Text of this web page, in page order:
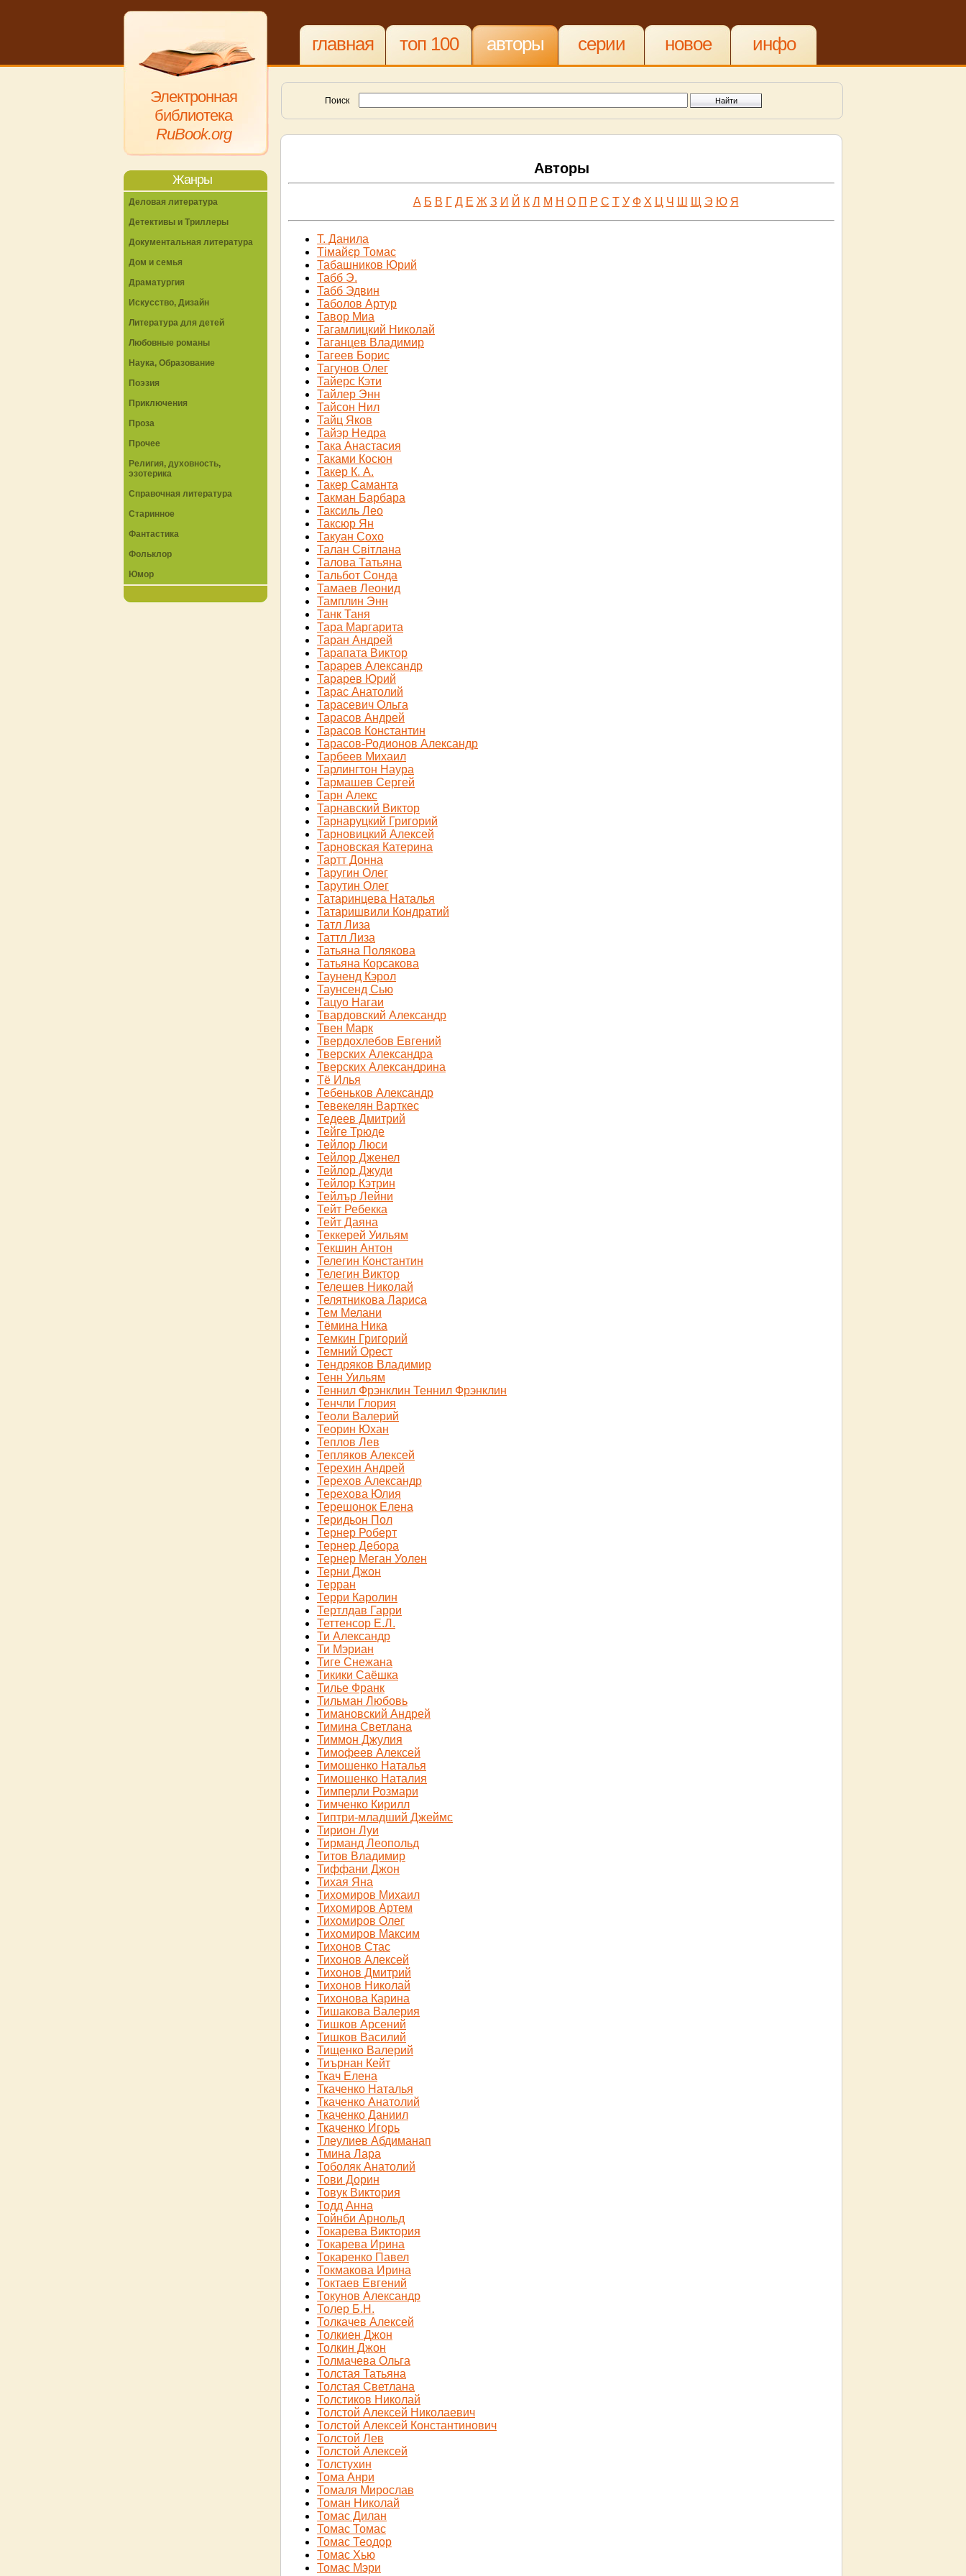
Электронная
библиотека
RuBook.org
главная топ 100 авторы серии новое инфо
Поиск
Авторы
А Б В Г Д Е Ж З И Й К Л М Н О П Р С Т У Ф Х Ц Ч Ш Щ Э Ю Я
Т. Данила
Тімайєр Томас
Табашников Юрий
Табб Э.
Табб Эдвин
Таболов Артур
Тавор Миа
Тагамлицкий Николай
Таганцев Владимир
Тагеев Борис
Тагунов Олег
Тайерс Кэти
Тайлер Энн
Тайсон Нил
Тайц Яков
Тайэр Недра
Така Анастасия
Таками Косюн
Такер К. А.
Такер Саманта
Такман Барбара
Таксиль Лео
Таксюр Ян
Такуан Сохо
Талан Світлана
Талова Татьяна
Тальбот Сонда
Тамаев Леонид
Тамплин Энн
Танк Таня
Тара Маргарита
Таран Андрей
Тарапата Виктор
Тарарев Александр
Тарарев Юрий
Тарас Анатолий
Тарасевич Ольга
Тарасов Андрей
Тарасов Константин
Тарасов-Родионов Александр
Тарбеев Михаил
Тарлингтон Наура
Тармашев Сергей
Тарн Алекс
Тарнавский Виктор
Тарнаруцкий Григорий
Тарновицкий Алексей
Тарновская Катерина
Тартт Донна
Таругин Олег
Тарутин Олег
Татаринцева Наталья
Татаришвили Кондратий
Татл Лиза
Таттл Лиза
Татьяна Полякова
Татьяна Корсакова
Тауненд Кэрол
Таунсенд Сью
Тацуо Нагаи
Твардовский Александр
Твен Марк
Твердохлебов Евгений
Тверских Александра
Тверских Александрина
Тё Илья
Тебеньков Александр
Тевекелян Варткес
Тедеев Дмитрий
Тейге Трюде
Тейлор Люси
Тейлор Дженел
Тейлор Джуди
Тейлор Кэтрин
Тейлър Лейни
Тейт Ребекка
Тейт Даяна
Теккерей Уильям
Текшин Антон
Телегин Константин
Телегин Виктор
Телешев Николай
Телятникова Лариса
Тем Мелани
Тёмина Ника
Темкин Григорий
Темний Орест
Тендряков Владимир
Тенн Уильям
Теннил Фрэнклин Теннил Фрэнклин
Тенчли Глория
Теоли Валерий
Теорин Юхан
Теплов Лев
Тепляков Алексей
Терехин Андрей
Терехов Александр
Терехова Юлия
Терешонок Елена
Теридьон Пол
Тернер Роберт
Тернер Дебора
Тернер Меган Уолен
Терни Джон
Терран
Терри Каролин
Тертлдав Гарри
Теттенсор Е.Л.
Ти Александр
Ти Мэриан
Тиге Снежана
Тикики Саёшка
Тилье Франк
Тильман Любовь
Тимановский Андрей
Тимина Светлана
Тиммон Джулия
Тимофеев Алексей
Тимошенко Наталья
Тимошенко Наталия
Тимперли Розмари
Тимченко Кирилл
Типтри-младший Джеймс
Тирион Луи
Тирманд Леопольд
Титов Владимир
Тиффани Джон
Тихая Яна
Тихомиров Михаил
Тихомиров Артем
Тихомиров Олег
Тихомиров Максим
Тихонов Стас
Тихонов Алексей
Тихонов Дмитрий
Тихонов Николай
Тихонова Карина
Тишакова Валерия
Тишков Арсений
Тишков Василий
Тищенко Валерий
Тиърнан Кейт
Ткач Елена
Ткаченко Наталья
Ткаченко Анатолий
Ткаченко Даниил
Ткаченко Игорь
Тлеулиев Абдиманап
Тмина Лара
Тоболяк Анатолий
Тови Дорин
Товук Виктория
Тодд Анна
Тойнби Арнольд
Токарева Виктория
Токарева Ирина
Токаренко Павел
Токмакова Ирина
Токтаев Евгений
Токунов Александр
Толер Б.Н.
Толкачев Алексей
Толкиен Джон
Толкин Джон
Толмачева Ольга
Толстая Татьяна
Толстая Светлана
Толстиков Николай
Толстой Алексей Николаевич
Толстой Алексей Константинович
Толстой Лев
Толстой Алексей
Толстухин
Тома Анри
Томаля Мирослав
Томан Николай
Томас Дилан
Томас Томас
Томас Теодор
Томас Хью
Томас Мэри
Жанры
Деловая литература
Детективы и Триллеры
Документальная литература
Дом и семья
Драматургия
Искусство, Дизайн
Литература для детей
Любовные романы
Наука, Образование
Поэзия
Приключения
Проза
Прочее
Религия, духовность,
эзотерика
Справочная литература
Старинное
Фантастика
Фольклор
Юмор